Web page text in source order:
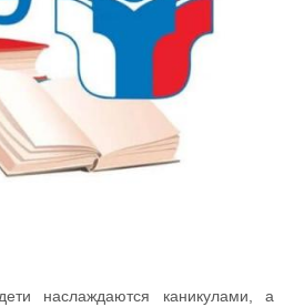
наслаждаются каникулами, а